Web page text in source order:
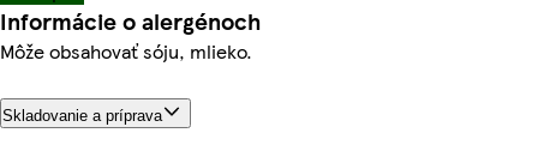
Informácie o alergénoch
Môže obsahovať sóju, mlieko.
Skladovanie a príprava